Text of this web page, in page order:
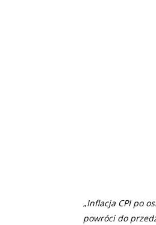
„Inflacja CPI po
powróci do